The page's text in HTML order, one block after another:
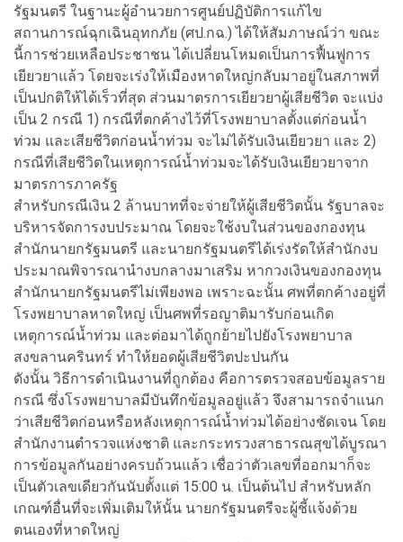
รัฐมนตรี ในฐานะผู้อำนวยการศูนย์ปฏิบัติการแก้ไข
สถานการณ์ฉุกเฉินอุทกภัย (ศป.กฉ.) ได้ให้สัมภาษณ์ว่า ขณะ
นี้การช่วยเหลือประชาชน ได้เปลี่ยนโหมดเป็นการฟื้นฟูการ
เยียวยาแล้ว โดยจะเร่งให้เมืองหาดใหญ่กลับมาอยู่ในสภาพที่
เป็นปกติให้ได้เร็วที่สุด ส่วนมาตรการเยียวยาผู้เสียชีวิต จะแบ่ง
เป็น 2 กรณี 1) กรณีที่ตกค้างไว้ที่โรงพยาบาลตั้งแต่ก่อนน้ำ
ท่วม และเสียชีวิตก่อนน้ำท่วม จะไม่ได้รับเงินเยียวยา และ 2)
กรณีที่เสียชีวิตในเหตุการณ์น้ำท่วมจะได้รับเงินเยียวยาจาก
มาตรการภาครัฐ
สำหรับกรณีเงิน 2 ล้านบาทที่จะจ่ายให้ผู้เสียชีวิตนั้น รัฐบาลจะ
บริหารจัดการงบประมาณ โดยจะใช้งบในส่วนของกองทุน
สำนักนายกรัฐมนตรี และนายกรัฐมนตรีได้เร่งรัดให้สำนักงบ
ประมาณพิจารณานำงบกลางมาเสริม หากวงเงินของกองทุน
สำนักนายกรัฐมนตรีไม่เพียงพอ เพราะฉะนั้น ศพที่ตกค้างอยู่ที่
โรงพยาบาลหาดใหญ่ เป็นศพที่รอญาติมารับก่อนเกิด
เหตุการณ์น้ำท่วม และต่อมาได้ถูกย้ายไปยังโรงพยาบาล
สงขลานครินทร์ ทำให้ยอดผู้เสียชีวิตปะปนกัน
ดังนั้น วิธีการดำเนินงานที่ถูกต้อง คือการตรวจสอบข้อมูลราย
กรณี ซึ่งโรงพยาบาลมีบันทึกข้อมูลอยู่แล้ว จึงสามารถจำแนก
ว่าเสียชีวิตก่อนหรือหลังเหตุการณ์น้ำท่วมได้อย่างชัดเจน โดย
สำนักงานตำรวจแห่งชาติ และกระทรวงสาธารณสุขได้บูรณา
การข้อมูลกันอย่างครบถ้วนแล้ว เชื่อว่าตัวเลขที่ออกมาก็จะ
เป็นตัวเลขเดียวกันนับตั้งแต่ 15:00 น. เป็นต้นไป สำหรับหลัก
เกณฑ์อื่นที่จะเพิ่มเติมให้นั้น นายกรัฐมนตรีจะผู้ชี้แจ้งด้วย
ตนเองที่หาดใหญ่